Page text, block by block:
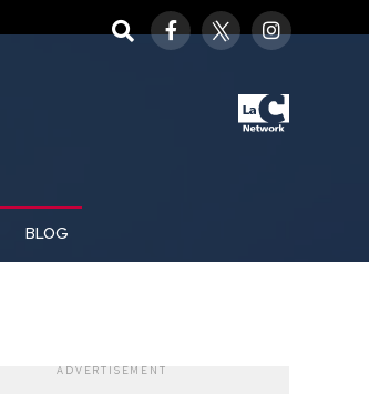
BLOG
ADVERTISEMENT